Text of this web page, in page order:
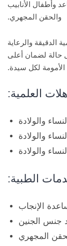
وأطفال الأنابيب
والحقن المجهري.
الدقيقة والرعاية
حالة لضمان أعلى
لكل سيدة.
العلمية:
والولادة
والولادة
والولادة
الطبية:
الإنجاب
جنس الجنين
المجهري